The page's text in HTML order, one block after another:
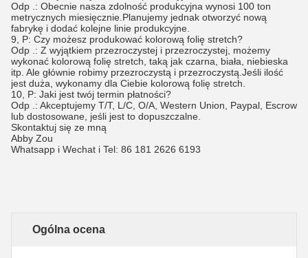
Odp .: Obecnie nasza zdolność produkcyjna wynosi 100 ton
metrycznych miesięcznie.Planujemy jednak otworzyć nową
fabrykę i dodać kolejne linie produkcyjne.
9, P: Czy możesz produkować kolorową folię stretch?
Odp .: Z wyjątkiem przezroczystej i przezroczystej, możemy
wykonać kolorową folię stretch, taką jak czarna, biała, niebieska
itp. Ale głównie robimy przezroczystą i przezroczystą.Jeśli ilość
jest duża, wykonamy dla Ciebie kolorową folię stretch.
10, P: Jaki jest twój termin płatności?
Odp .: Akceptujemy T/T, L/C, O/A, Western Union, Paypal, Escrow
lub dostosowane, jeśli jest to dopuszczalne.
Skontaktuj się ze mną
Abby Zou
Whatsapp i Wechat i Tel: 86 181 2626 6193
Ogólna ocena